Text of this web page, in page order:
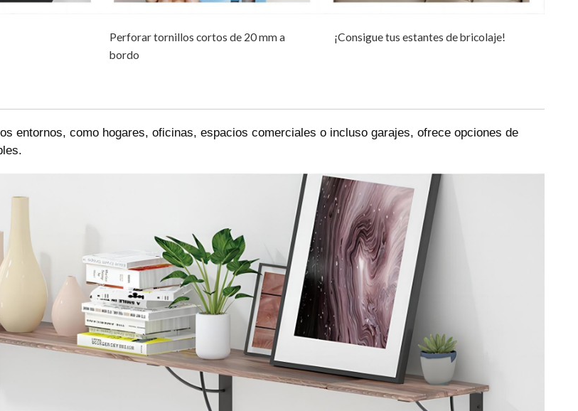
Perforar tornillos cortos de 20 mm a
bordo
¡Consigue tus estantes de bricolaje!
entornos, como hogares, oficinas, espacios comerciales o incluso garajes, ofrece opciones de